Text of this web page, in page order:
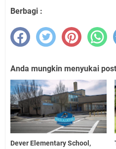
Berbagi :
Anda mungkin menyukai
Dever Elementary School,